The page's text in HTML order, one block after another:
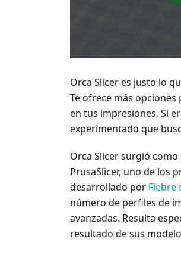
Orca Slicer es justo lo
Te ofrece más
en tus impresiones. Si
experimentado que
Orca Slicer surgió
PrusaSlicer, uno de los
desarrollado por Fiebre
número de perfiles de
avanzadas. Resulta
resultado de sus